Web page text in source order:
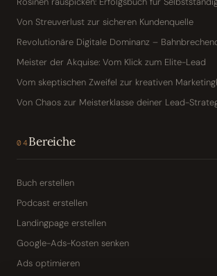
Von Streuverlust zur sicheren Kundenquelle
Revolutionäre Digitale Dominanz –
Meister der Akquise: Vom Klick zum Elite-Lead
Vom skeptischen Zweifel zur kreativen
Von Chaos zur Meisterklasse deiner Lead-
04Bereiche
Buch erstellen
Podcast erstellen
Landingpage erstellen
Google-Ads-Kosten senken
Ads optimieren